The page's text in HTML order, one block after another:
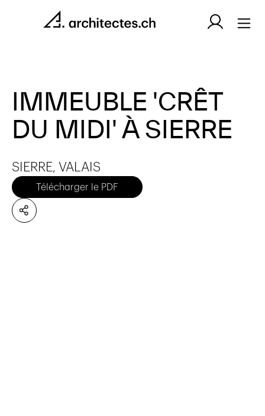
IMMEUBLE 'CRÊT
DU MIDI' À SIERRE
SIERRE, VALAIS
Télécharger le PDF